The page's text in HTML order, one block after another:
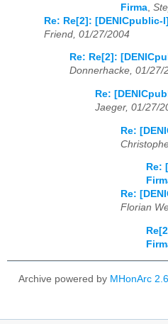
Firma
Re: Re[2]: [DENICpublic-
Friend, 01/27/2004
Re: Re[2]:
Donnerhacke, 01/27/
Re:
Jaeger, 01/27/
Re:
Re:
Re:
Florian
Archive powered by MHonArc